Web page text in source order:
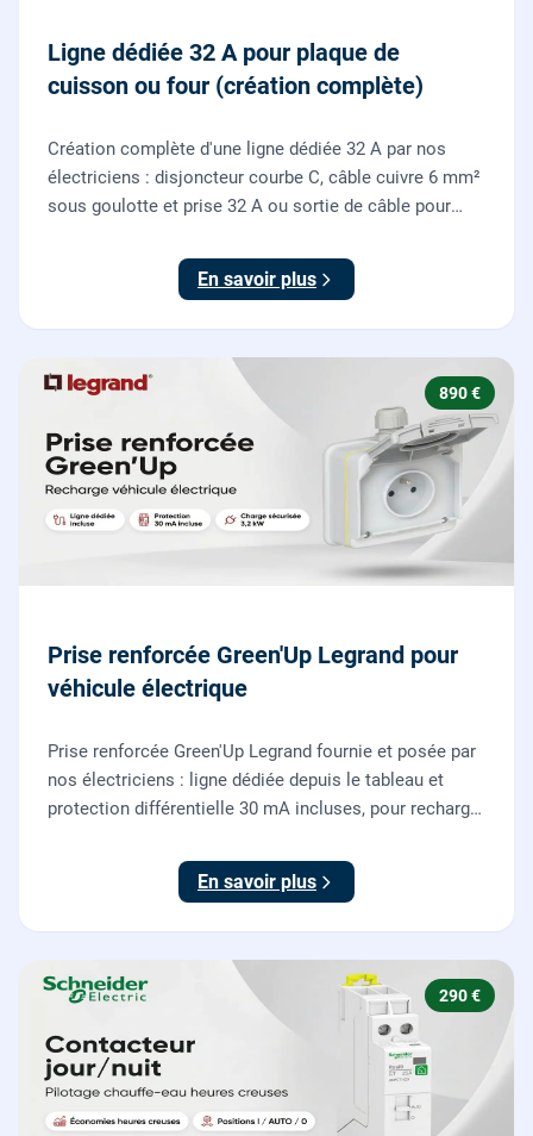
Ligne dédiée 32 A pour plaque de
cuisson ou four (création complète)
Création complète d'une ligne dédiée 32 A par nos
électriciens : disjoncteur courbe C, câble cuivre 6 mm²
sous goulotte et prise 32 A ou sortie de câble pour
En savoir plus
890 €
Prise renforcée Green'Up Legrand pour
véhicule électrique
Prise renforcée Green'Up Legrand fournie et posée par
nos électriciens : ligne dédiée depuis le tableau et
protection différentielle 30 mA incluses, pour recharger
En savoir plus
290 €